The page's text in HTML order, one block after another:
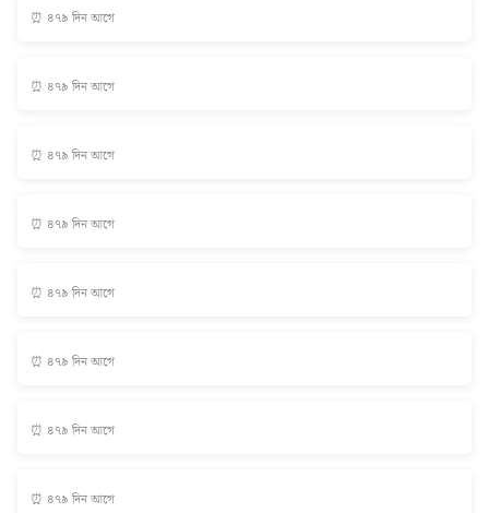
⏰ ৪৭৯ দিন আগে
⏰ ৪৭৯ দিন আগে
⏰ ৪৭৯ দিন আগে
⏰ ৪৭৯ দিন আগে
⏰ ৪৭৯ দিন আগে
⏰ ৪৭৯ দিন আগে
⏰ ৪৭৯ দিন আগে
⏰ ৪৭৯ দিন আগে